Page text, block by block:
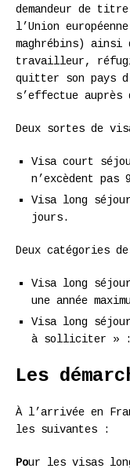
demandeur de
l’Union
maghrébins)
travailleur,
quitter son pays
s’effectue auprès
Deux sortes de
Visa court
n’excèdent pas
Visa long
jours.
Deux catégories
Visa long
une année
Visa long
à solliciter » :
Les
À l’arrivée en
les suivantes :
Pour les visas